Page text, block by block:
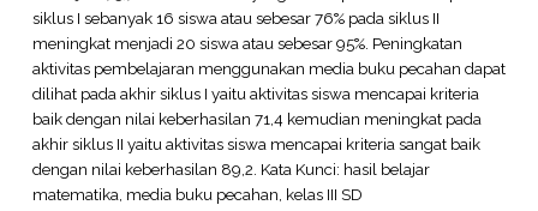
siklus I sebanyak 16 siswa atau sebesar 76% pada siklus II
meningkat menjadi 20 siswa atau sebesar 95%. Peningkatan
aktivitas pembelajaran menggunakan media buku pecahan dapat
dilihat pada akhir siklus I yaitu aktivitas siswa mencapai kriteria
baik dengan nilai keberhasilan 71,4 kemudian meningkat pada
akhir siklus II yaitu aktivitas siswa mencapai kriteria sangat baik
dengan nilai keberhasilan 89,2. Kata Kunci: hasil belajar
matematika, media buku pecahan, kelas III SD